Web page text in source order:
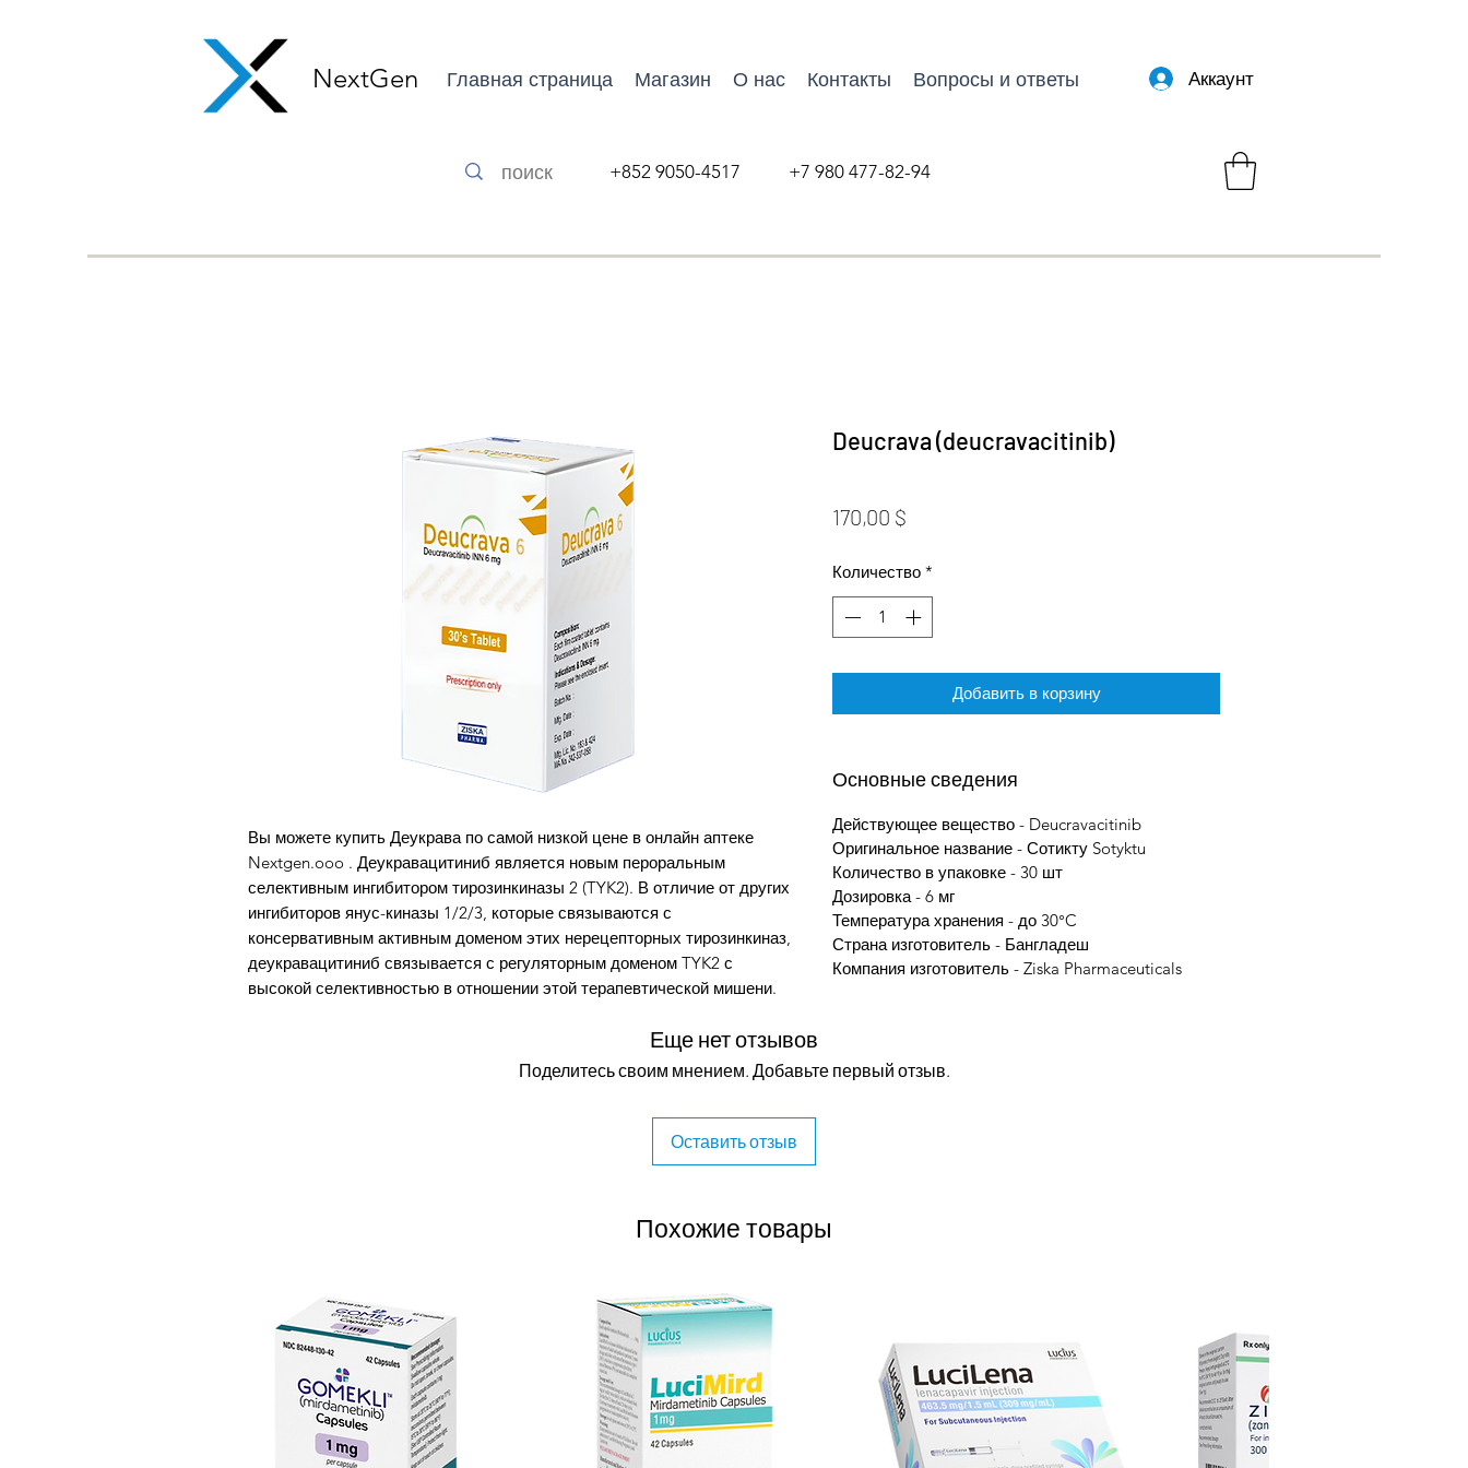
NextGen Главная страница Магазин О нас Контакты Вопросы и ответы Аккаунт
+852 9050-4517 +7 980 477-82-94
Вы можете купить Деукрава по самой низкой цене в онлайн аптеке
Nextgen.ooo . Деукравацитиниб является новым пероральным
селективным ингибитором тирозинкиназы 2 (TYK2). В отличие от других
ингибиторов янус-киназы 1/2/3, которые связываются с
консервативным активным доменом этих нерецепторных тирозинкиназ,
деукравацитиниб связывается с регуляторным доменом TYK2 с
высокой селективностью в отношении этой терапевтической мишени.
профиля безопасности деукравацитиниба, поскольку неселективные
ингибиторы JAK связаны с рядом побочных эффектов, таких как
лечения бляшечного псориаза средней и тяжелой степени. Позже он
В клинических исследованиях с участием пациентов с псориазом
деукравацитиниб дозозависимым образом снижал экспрессию генов,
связанных с псориазом, включая снижение количества регулируемых
генов пути IL-23 и пути IFN I типа. После 16 недель приема один раз в
день деукравацитиниб снижал маркеры воспаления, такие как IL-17A,
IL-19 и бета-дефензин, на 47–50%, 72% и 81–84% соответственно.
Деукравацитиниб не влияет на JAK2-зависимые функции
Deucrava (deucravacitinib)
170,00 $
Количество *
Добавить в корзину
Основные сведения
Действующее вещество - Deucravacitinib
Оригинальное название - Сотикту Sotyktu
Количество в упаковке - 30 шт
Дозировка - 6 мг
Температура хранения - до 30°C
Страна изготовитель - Бангладеш
Компания изготовитель - Ziska Pharmaceuticals
Еще нет отзывов
Поделитесь своим мнением. Добавьте первый отзыв.
Оставить отзыв
Похожие товары